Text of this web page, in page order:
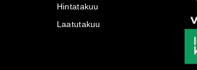
Hintatakuu
Laatutakuu